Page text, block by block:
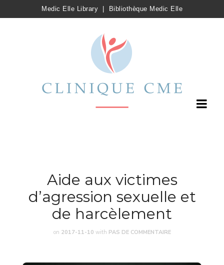
Medic Elle Library Bibliothèque Medic Elle
Aide aux victimes
d’agression sexuelle et
de harcèlement
on 2017-11-10 with PAS DE COMMENTAIRE